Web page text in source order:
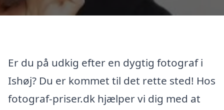
Er du på udkig efter en dygtig fotograf i
Ishøj? Du er kommet til det rette sted! Hos
fotograf-priser.dk hjælper vi dig med at